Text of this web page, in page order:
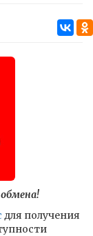
для получения